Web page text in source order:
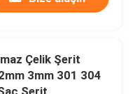
Çelik Şerit
3mm 301 304